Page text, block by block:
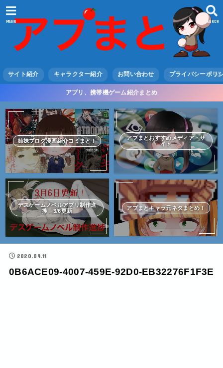
SEARCH
MENU
サイト紹介 キャラクター紹介 お問い合わせ プライバシーポリ
アプリ、携帯機ゲーム紹介まとめ
姉妹ブログ漫画紹介コミまと！
アプまとおすすめメディア・サ
イト
デスゲームノベルアプリ制作進
捗 3/6更新
アプまとキャラ元ネタまとめ！
2020.09.11
0B6ACE09-4007-459E-92D0-EB32276F1F3E